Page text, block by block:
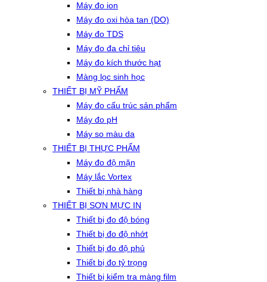
Máy đo ion
Máy đo oxi hòa tan (DO)
Máy đo TDS
Máy đo đa chỉ tiêu
Máy đo kích thước hạt
Màng lọc sinh học
THIẾT BỊ MỸ PHẨM
Máy đo cấu trúc sản phẩm
Máy đo pH
Máy so màu da
THIẾT BỊ THỰC PHẨM
Máy đo độ mặn
Máy lắc Vortex
Thiết bị nhà hàng
THIẾT BỊ SƠN MỰC IN
Thiết bị đo độ bóng
Thiết bị đo độ nhớt
Thiết bị đo độ phủ
Thiết bị đo tỷ trọng
Thiết bị kiểm tra màng film